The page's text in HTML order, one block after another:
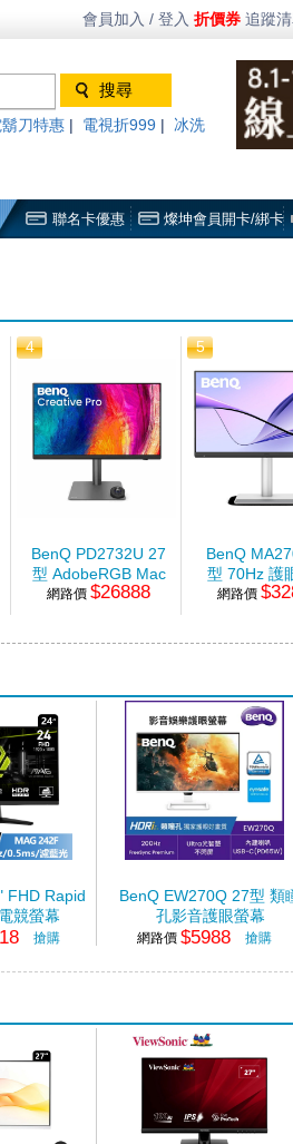
會員加入 / 登入 折價券 追蹤
鬍刀特惠 電視折999
冰洗
聯名卡優惠 燦坤會員開卡/綁卡
4
BenQ PD2732U 27
型 AdobeRGB Mac
色準螢幕
網路價$26888
5
BenQ
型 70Hz 護
(IPS/HDMI/
網路價
FHD Rapid
競螢幕
0.5ms)
搶購
BenQ EW270Q 27型 類
孔影音護眼螢幕
(IPS/HDMI/Type-C/DP)
網路價 $5988 搶購